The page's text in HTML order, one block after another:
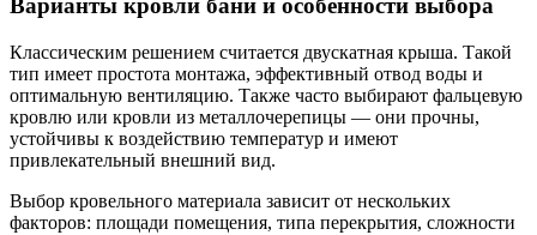
Варианты кровли бани и особенности выбора
Классическим решением считается двускатная крыша. Такой
тип имеет простота монтажа, эффективный отвод воды и
оптимальную вентиляцию. Также часто выбирают фальцевую
кровлю или кровли из металлочерепицы — они прочны,
устойчивы к воздействию температур и имеют
привлекательный внешний вид.
Выбор кровельного материала зависит от нескольких
факторов: площади помещения, типа перекрытия, сложности